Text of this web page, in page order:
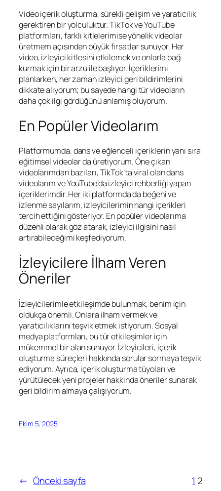
Video içerik oluşturma, sürekli gelişim ve yaratıcılık
gerektiren bir yolculuktur. TikTok ve YouTube
platformları, farklı kitlelerimise yönelik videolar
üretmem açısından büyük fırsatlar sunuyor. Her
video, izleyici kitlesini etkilemek ve onlarla bağ
kurmak için bir arzu ile başlıyor. İçeriklerimi
planlarken, her zaman izleyici geri bildirimlerini
dikkate alıyorum; bu sayede hangi tür videoların
daha çok ilgi gördüğünü anlamış oluyorum.
En Popüler Videolarım
Platformumda, dans ve eğlenceli içeriklerin yanı sıra
eğitimsel videolar da üretiyorum. Öne çıkan
videolarımdan bazıları, TikTok’ta viral olan dans
videolarım ve YouTube’da izleyici rehberliği yapan
içeriklerimdir. Her iki platformda da beğeni ve
izlenme sayılarım, izleyicilerimin hangi içerikleri
tercih ettiğini gösteriyor. En popüler videolarıma
düzenli olarak göz atarak, izleyici ilgisini nasıl
artırabileceğimi keşfediyorum.
İzleyicilere İlham Veren
Öneriler
İzleyicilerimle etkileşimde bulunmak, benim için
oldukça önemli. Onlara ilham vermek ve
yaratıcılıklarını teşvik etmek istiyorum. Sosyal
medya platformları, bu tür etkileşimler için
mükemmel bir alan sunuyor. İzleyicileri, içerik
oluşturma süreçleri hakkında sorular sormaya teşvik
ediyorum. Ayrıca, içerik oluşturma tüyoları ve
yürütülecek yeni projeler hakkında öneriler sunarak
geri bildirim almaya çalışıyorum.
Ekim 5, 2025
← Önceki sayfa 1 2